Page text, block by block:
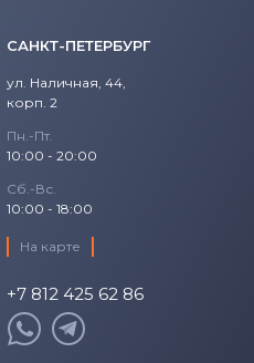
САНКТ-ПЕТЕРБУРГ
ул. Наличная, 44,
корп. 2
Пн.-Пт.
10:00 - 20:00
Сб.-Вс.
10:00 - 18:00
На карте
+7 812 425 62 86